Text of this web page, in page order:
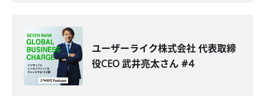
ユーザーライク株式会社 代表取締
役CEO 武井亮太さん #4